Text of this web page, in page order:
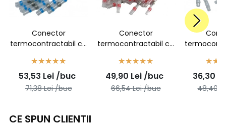
Conector
termocontractabil cu
albastru, 2,5mmp -
50buc/set
53,53 Lei /buc
71,38Lei /buc
Conector
termocontractabil cu
1,5mmp - 50buc/set
49,90 Lei /buc
66,54Lei /buc
-
36,30
48,40
CE SPUN CLIENTII